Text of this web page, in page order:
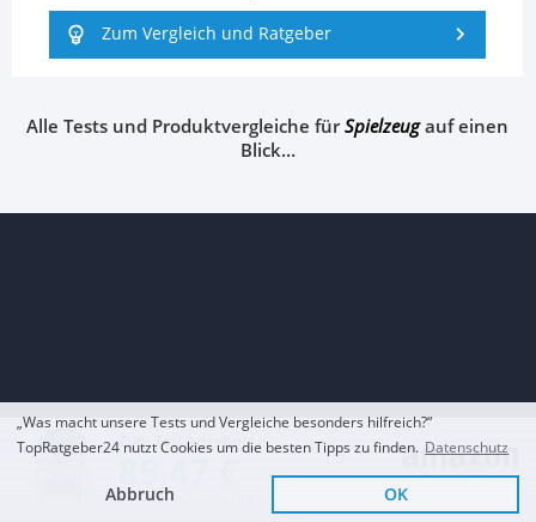
Zum Top Angebot
KOSTENLOSE LIEFERUNG
Zum Vergleich und Ratgeber
Alle Tests und Produktvergleiche fürSpielzeugauf einen
Blick…
Copyright2017–2026TopRatgeber24.de
„Was macht unsere Tests und Vergleiche besonders hilfreich?“
TopRatgeber24 nutzt Cookies um die besten Tipps zu finden. Datenschutz
Abbruch OK